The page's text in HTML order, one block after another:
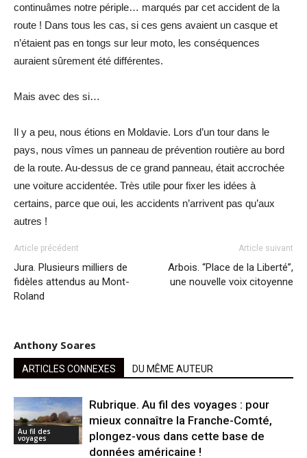
continuâmes notre périple… marqués par cet accident de la
route ! Dans tous les cas, si ces gens avaient un casque et
n’étaient pas en tongs sur leur moto, les conséquences
auraient sûrement été différentes.
Mais avec des si…
Il y a peu, nous étions en Moldavie. Lors d’un tour dans le
pays, nous vîmes un panneau de prévention routière au bord
de la route. Au-dessus de ce grand panneau, était accrochée
une voiture accidentée. Très utile pour fixer les idées à
certains, parce que oui, les accidents n’arrivent pas qu’aux
autres !
Article précédent
Jura. Plusieurs milliers de
fidèles attendus au Mont-
Roland
Article suivant
Arbois. “Place de la Liberté”,
une nouvelle voix citoyenne
Anthony Soares
ARTICLES CONNEXES DU MÊME AUTEUR
Au fil des
voyages
Rubrique. Au fil des voyages : pour
mieux connaître la Franche-Comté,
plongez-vous dans cette base de
données américaine !